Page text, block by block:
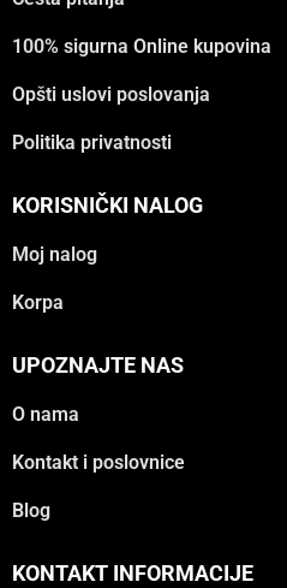
100% sigurna Online kupovina
Opšti uslovi poslovanja
Politika privatnosti
KORISNIČKI NALOG
Moj nalog
Korpa
UPOZNAJTE NAS
O nama
Kontakt i poslovnice
Blog
KONTAKT INFORMACIJE